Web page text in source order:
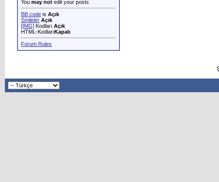
You may not edit your posts
BB code is Açık
Smileler Açık
[IMG] Kodları Açık
HTML-KodlarıKapalı
Forum Rules